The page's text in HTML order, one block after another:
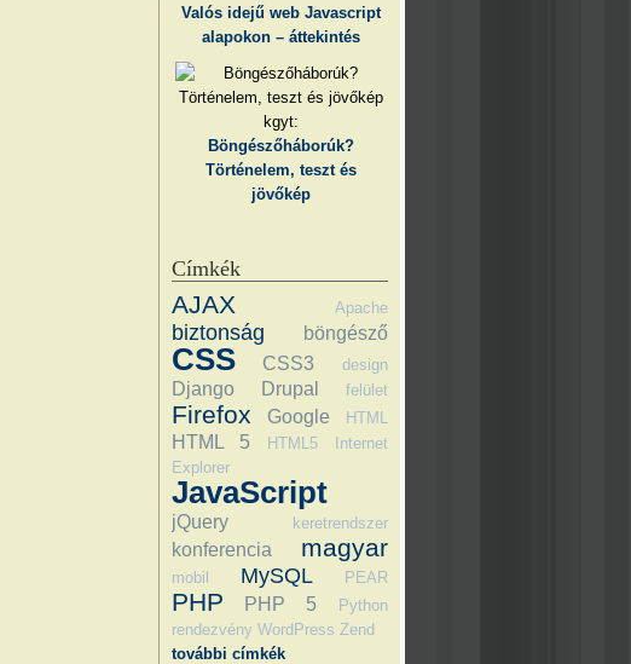
Valós idejű web Javascript
alapokon – áttekintés
kgyt:
Böngészőháborúk?
Történelem, teszt és
jövőkép
Címkék
AJAX Apache
biztonság böngésző
CSS CSS3 design
Django Drupal felület
Firefox Google HTML
HTML 5 HTML5
Internet
Explorer
JavaScript
jQuery keretrendszer
konferencia magyar
mobil MySQL PEAR
PHP PHP 5
Python
rendezvény WordPress Zend
további címkék